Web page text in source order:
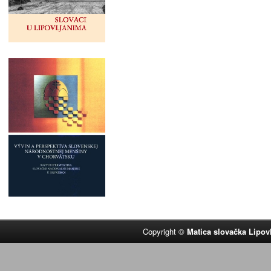
Copyright ©Matica slovačka